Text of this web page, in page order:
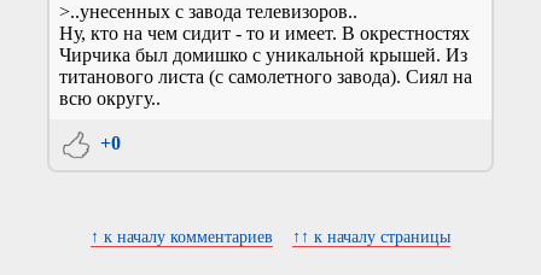
>..унесенных с завода телевизоров..
Ну, кто на чем сидит - то и имеет. В окрестностях
Чирчика был домишко с уникальной крышей. Из
титанового листа (с самолетного завода). Сиял на
всю округу..
+0
↑ к началу комментариев ↑↑ к началу страницы